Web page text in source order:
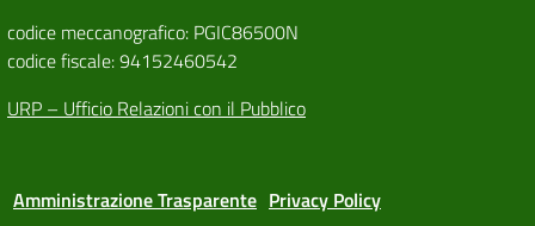
codice meccanografico: PGIC86500N
codice fiscale: 94152460542
URP – Ufficio Relazioni con il Pubblico
Amministrazione Trasparente Privacy Policy